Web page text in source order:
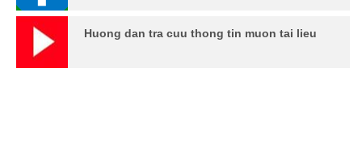
Huong dan tra cuu thong tin muon tai lieu